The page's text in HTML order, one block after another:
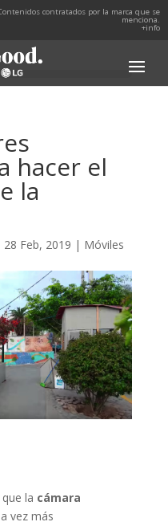
contratados por la marca que se
menciona.
+info
hacer el
la
28 Feb, 2019 | Móviles
la cámara
vez más